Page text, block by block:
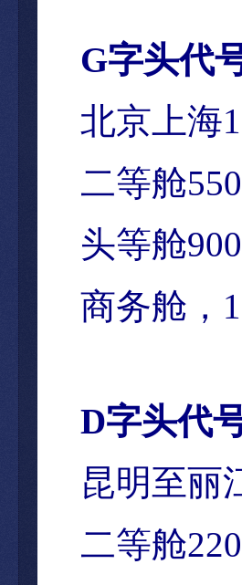
G字头代
北京上海
二等舱550
头等舱900
商务舱，
D字头代
昆明至丽
二等舱220